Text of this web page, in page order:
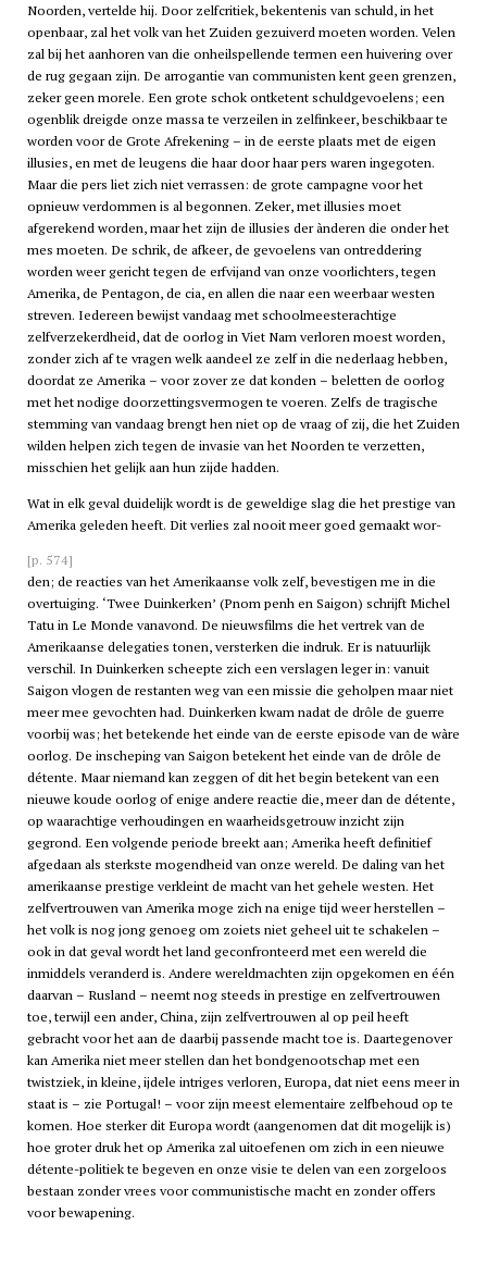
Noorden, vertelde hij. Door zelfcritiek, bekentenis van schuld, in het
openbaar, zal het volk van het Zuiden gezuiverd moeten worden. Velen
zal bij het aanhoren van die onheilspellende termen een huivering over
de rug gegaan zijn. De arrogantie van communisten kent geen grenzen,
zeker geen morele. Een grote schok ontketent schuldgevoelens; een
ogenblik dreigde onze massa te verzeilen in zelfinkeer, beschikbaar te
worden voor de Grote Afrekening – in de eerste plaats met de eigen
illusies, en met de leugens die haar door haar pers waren ingegoten.
Maar die pers liet zich niet verrassen: de grote campagne voor het
opnieuw verdommen is al begonnen. Zeker, met illusies moet
afgerekend worden, maar het zijn de illusies der ànderen die onder het
mes moeten. De schrik, de afkeer, de gevoelens van ontreddering
worden weer gericht tegen de erfvijand van onze voorlichters, tegen
Amerika, de Pentagon, de cia,en allen die naar een weerbaar westen
streven. Iedereen bewijst vandaag met schoolmeesterachtige
zelfverzekerdheid, dat de oorlog in Viet Nam verloren moest worden,
zonder zich af te vragen welk aandeel ze zelf in die nederlaag hebben,
doordat ze Amerika – voor zover ze dat konden – beletten de oorlog
met het nodige doorzettingsvermogen te voeren. Zelfs de tragische
stemming van vandaag brengt hen niet op de vraag of zij, die het Zuiden
wilden helpen zich tegen de invasie van het Noorden te verzetten,
misschien het gelijk aan hun zijde hadden.
Wat in elk geval duidelijk wordt is de geweldige slag die het prestige van
Amerika geleden heeft. Dit verlies zal nooit meer goed gemaakt wor-
[p. 574]
den; de reacties van het Amerikaanse volk zelf, bevestigen me in die
overtuiging. ‘Twee Duinkerken’ (Pnom penh en Saigon) schrijft Michel
Tatu in Le Monde vanavond. De nieuwsfilms die het vertrek van de
Amerikaanse delegaties tonen, versterken die indruk. Er is natuurlijk
verschil. In Duinkerken scheepte zich een verslagen leger in: vanuit
Saigon vlogen de restanten weg van een missie die geholpen maar niet
meer mee gevochten had. Duinkerken kwam nadat de drôle de guerre
voorbij was; het betekende het einde van de eerste episode van de wàre
oorlog. De inscheping van Saigon betekent het einde van de drôle de
détente. Maar niemand kan zeggen of dit het begin betekent van een
nieuwe koude oorlog of enige andere reactie die, meer dan de détente,
op waarachtige verhoudingen en waarheidsgetrouw inzicht zijn
gegrond. Een volgende periode breekt aan; Amerika heeft definitief
afgedaan als sterkste mogendheid van onze wereld. De daling van het
amerikaanse prestige verkleint de macht van het gehele westen. Het
zelfvertrouwen van Amerika moge zich na enige tijd weer herstellen –
het volk is nog jong genoeg om zoiets niet geheel uit te schakelen –
ook in dat geval wordt het land geconfronteerd met een wereld die
inmiddels veranderd is. Andere wereldmachten zijn opgekomen en één
daarvan – Rusland – neemt nog steeds in prestige en zelfvertrouwen
toe, terwijl een ander, China, zijn zelfvertrouwen al op peil heeft
gebracht voor het aan de daarbij passende macht toe is. Daartegenover
kan Amerika niet meer stellen dan het bondgenootschap met een
twistziek, in kleine, ijdele intriges verloren, Europa, dat niet eens meer in
staat is – zie Portugal! – voor zijn meest elementaire zelfbehoud op te
komen. Hoe sterker dit Europa wordt (aangenomen dat dit mogelijk is)
hoe groter druk het op Amerika zal uitoefenen om zich in een nieuwe
détente-politiek te begeven en onze visie te delen van een zorgeloos
bestaan zonder vrees voor communistische macht en zonder offers
voor bewapening.